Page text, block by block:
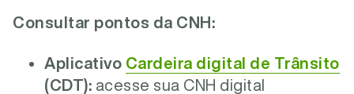
Consultar pontos da CNH:
Aplicativo Cardeira digital de Trânsito
(CDT): acesse sua CNH digital